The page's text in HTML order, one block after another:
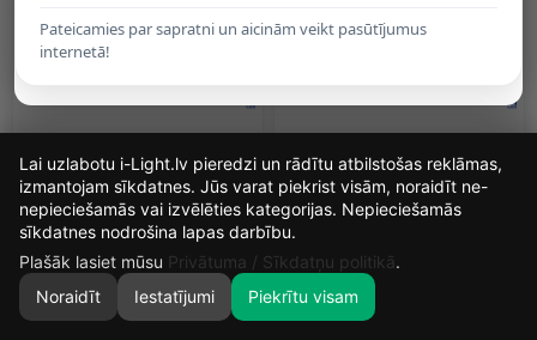
0
14.4W/m, 2700K, IP20, Bez
Mitruma Aizsardzības
2.20€
14.4W/m, IP20, Bez Mitruma
Aizsardzības
2.30€
Pateicamies par sapratni un aicinām veikt pasūtījumus
internetā!
14
DIENAS
18
STUNDAS
29
MIN.
4
Lai uzlabotu i-Light.lv pieredzi un rādītu atbilstošas reklāmas,
izmantojam sīkdatnes. Jūs varat piekrist visām, noraidīt ne-
nepieciešamās vai izvēlēties kategorijas. Nepieciešamās
sīkdatnes nodrošina lapas darbību.
Plašāk lasiet mūsu Privātuma / Sīkdatņu politikā.
Noraidīt
Iestatījumi Piekrītu visam